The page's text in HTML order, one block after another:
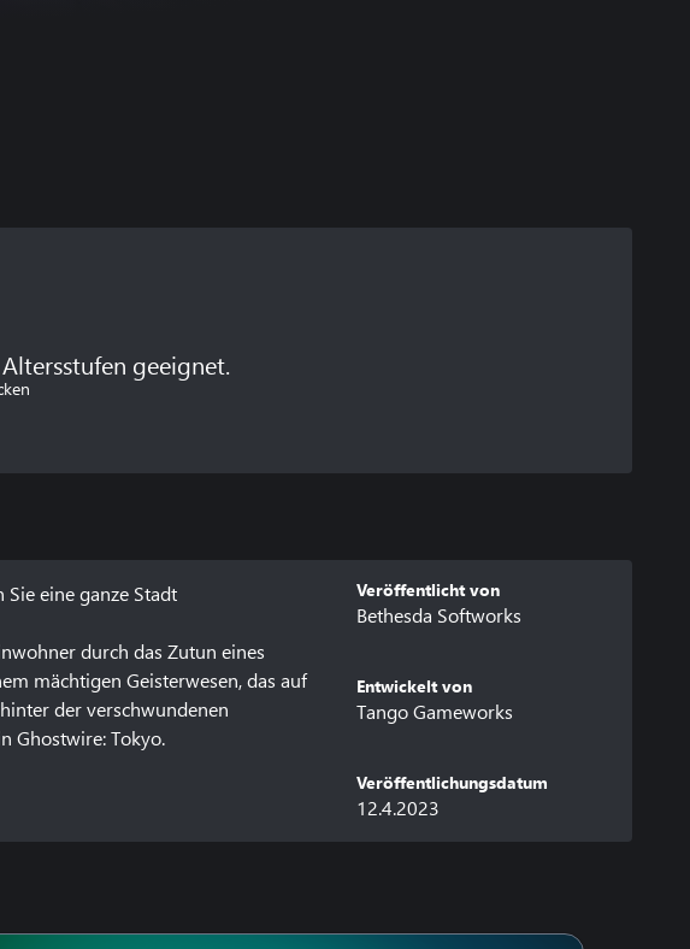
geeignet.
eine ganze Stadt
durch das Zutun eines
mächtigen Geisterwesen, das auf
der verschwundenen
Ghostwire: Tokyo.
Tokios. Von der ultramodernen
eine schaurig-schöne Stadt voller
Veröffentlicht von
Bethesda Softworks
Entwickelt von
Tango Gameworks
Veröffentlichungsdatum
12.4.2023